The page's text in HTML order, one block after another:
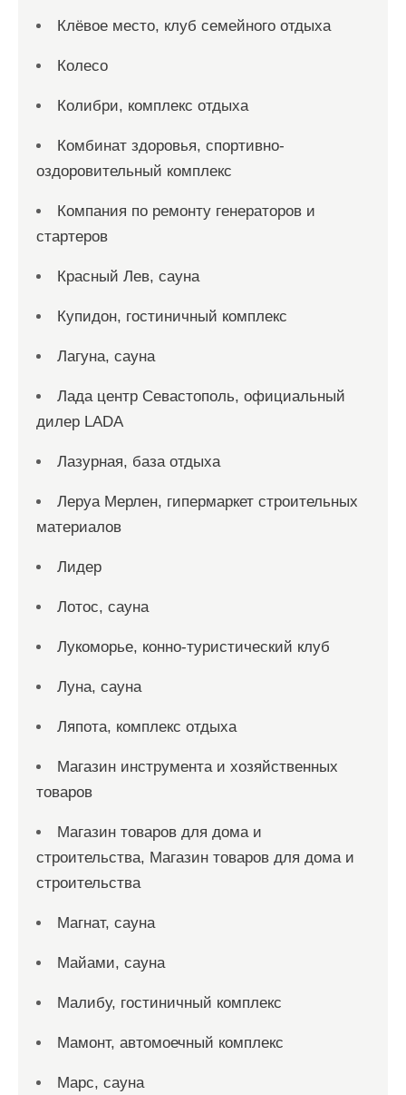
Клёвое место, клуб семейного отдыха
Колесо
Колибри, комплекс отдыха
Комбинат здоровья, спортивно-
оздоровительный комплекс
Компания по ремонту генераторов и
стартеров
Красный Лев, сауна
Купидон, гостиничный комплекс
Лагуна, сауна
Лада центр Севастополь, официальный
дилер LADA
Лазурная, база отдыха
Леруа Мерлен, гипермаркет строительных
материалов
Лидер
Лотос, сауна
Лукоморье, конно-туристический клуб
Луна, сауна
Ляпота, комплекс отдыха
Магазин инструмента и хозяйственных
товаров
Магазин товаров для дома и
строительства, Магазин товаров для дома и
строительства
Магнат, сауна
Майами, сауна
Малибу, гостиничный комплекс
Мамонт, автомоечный комплекс
Марс, сауна